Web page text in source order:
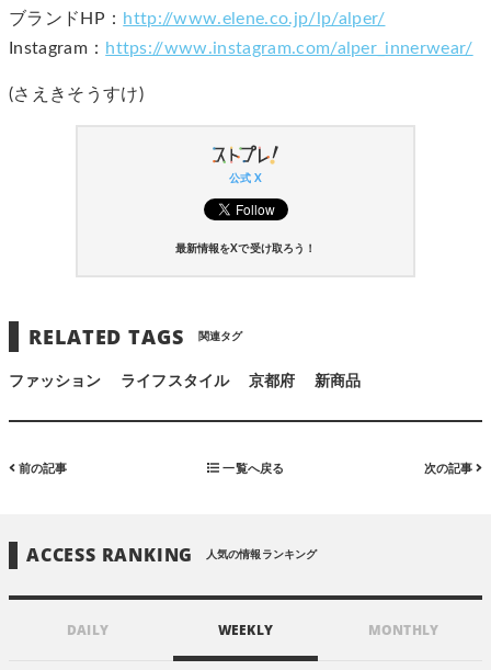
ブランドHP： http://www.elene.co.jp/lp/alper/
Instagram： https://www.instagram.com/alper_innerwear/
(さえきそうすけ)
公式 X
最新情報をXで受け取ろう！
RELATED TAGS 関連タグ
ファッション ライフスタイル 京都府 新商品
前の記事 一覧へ戻る 次の記事
ACCESS RANKING 人気の情報ランキング
DAILY WEEKLY MONTHLY